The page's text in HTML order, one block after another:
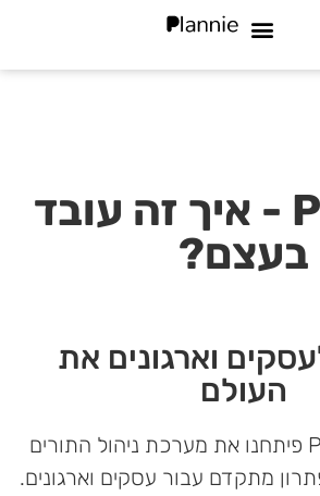
Plannie - איך זה עובד
בעצם?
וארגונים את
העולם
אנחנו ב-Plannie פיתחנו את מערכת ניהול התורים
מתקדם עבור עסקים וארגונים.